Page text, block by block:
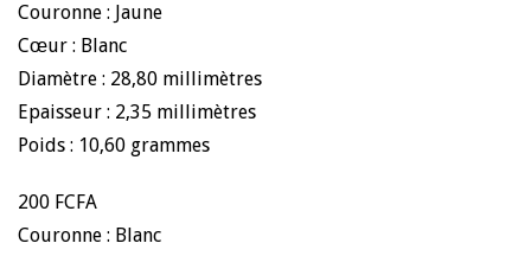
Couronne : Jaune
Cœur : Blanc
Diamètre : 28,80 millimètres
Epaisseur : 2,35 millimètres
Poids : 10,60 grammes
200 FCFA
Couronne : Blanc